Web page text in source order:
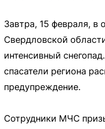
Завтра, 15 февраля, в
Свердловской
интенсивный
спасатели региона
предупреждение.
Сотрудники МЧС